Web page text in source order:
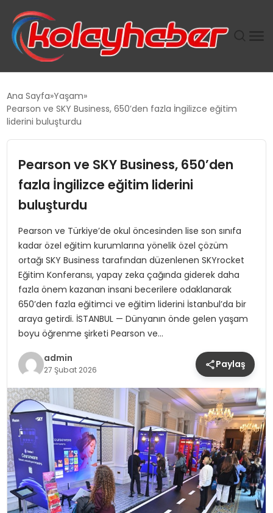
SUWEN’IN İSTIHDAM MODELI EKONOMIDE KADIN
TANYER YAPI ZEMIN MÜHENDISLIĞINDE HEDEF
BÜYÜTTÜ
TOROSLAR’DA PAZAR GERGİNLİĞİ!
Ana Sayfa Yaşam
Pearson ve SKY Business, 650’den fazla İngilizce eğitim
liderini buluşturdu
Pearson ve SKY Business, 650’den
fazla İngilizce eğitim liderini
buluşturdu
Pearson ve Türkiye’de okul öncesinden lise son sınıfa
kadar özel eğitim kurumlarına yönelik özel çözüm
ortağı SKY Business tarafından düzenlenen SKYrocket
Eğitim Konferansı, yapay zeka çağında giderek daha
fazla önem kazanan insani becerilere odaklanarak
650’den fazla eğitimci ve eğitim liderini İstanbul’da bir
araya getirdi. İSTANBUL — Dünyanın önde gelen yaşam
boyu öğrenme şirketi Pearson ve…
admin
27 Şubat 2026 Paylaş